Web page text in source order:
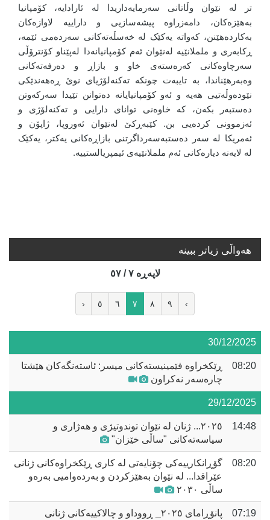
تر لە نێوان وڵاتانی سەرمایەداریدا لە ئارادایە، کۆمپانیا
بەهێزەکان، دامەزراوە پیشەسازیی و داراییە لاوازەکان
بەکاردەهێنن، کەواتە یەکێک لە خەسڵەتەکانی سەردەمی ئێمە،
ڕکابەری و ململانێیە لەنێوان ئەم کۆمپانیانەدا لەپێناو کۆنترۆڵی
سەرچاوەکانی کەرەستەی خاو و بازاڕ و دەرفەتەکانی
وەبەرهێناندا، بە تایبەت چونکە تەکنەلۆژیای نوێ ڕەهەندێکی
نێودەوڵەتیی هەیە و ئەو کۆمپانیایانە دەتوانن تێیدا سەرکەوتن
دەستبەر بکەن، کە خاوەنی توانای دارایی و تەکنەلۆژی و
ئەزموونی کردەیی بن. کێبەڕکێ لەنێوان ئەوروپا، ژاپۆن و
ئەمریکا لە سەر دەستبەسەرداگرتنی بازاڕەکانی یەکتر، یەکێک
لە لایەنە دیارەکانی ئەم ململانێیەی ئیمپریالستییە.
هه‌واڵی زیاتر ببینە
لاپه‌ڕه‌ ٧ / ٥٧
‹ ٥ ٦ ٧ ٨ ٩ ›
30/12/2025
08:20
ڕێکخراوە فێمینیستەکانی میسر: ئاستەنگەکان هێشتا
چارەسەر نەکراون
29/12/2025
14:48
٢٠٢٥... ژنان لە نێوان توندوتیژی و هەژاری و
سیاسەتەکانی "ساڵی خێزان"
08:20
گۆڕانکارییەکی چۆنایەتی لە کاری ڕێکخراوەکانی ژنانی
عێراقدا... لە نێوان بەهێزکردن و بەردەوامیی بەرەو
ساڵی ٢٠٣٠
07:19
پانۆڕامای ٢٠٢٥_ ڕووداو و چالاکییەکانی ژنانی